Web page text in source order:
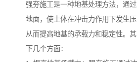
强夯施工是一种地基处理方法，通
地面，使土体在冲击力作用下发生压
从而提高地基的承载力和稳定性。
下几个方面：